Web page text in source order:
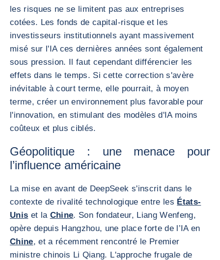
les risques ne se limitent pas aux entreprises
cotées. Les fonds de capital-risque et les
investisseurs institutionnels ayant massivement
misé sur l'IA ces dernières années sont également
sous pression. Il faut cependant différencier les
effets dans le temps. Si cette correction s'avère
inévitable à court terme, elle pourrait, à moyen
terme, créer un environnement plus favorable pour
l'innovation, en stimulant des modèles d'IA moins
coûteux et plus ciblés.
Géopolitique : une menace pour
l’influence américaine
La mise en avant de DeepSeek s'inscrit dans le
contexte de rivalité technologique entre les États-
Unis et la Chine. Son fondateur, Liang Wenfeng,
opère depuis Hangzhou, une place forte de l’IA en
Chine, et a récemment rencontré le Premier
ministre chinois Li Qiang. L'approche frugale de